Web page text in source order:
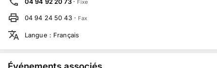
Fixe
04 94 24 50 43 · Fax
Langue : Français